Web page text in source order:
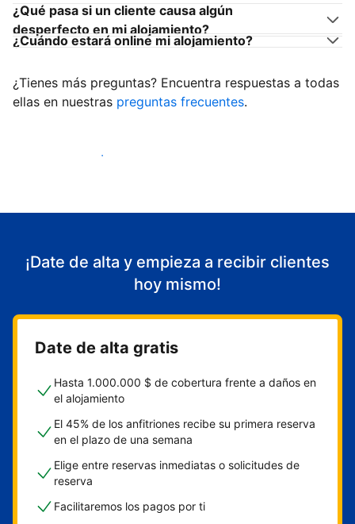
¿Qué pasa si un cliente causa algún
desperfecto en mi alojamiento?
¿Cuándo estará online mi alojamiento?
¿Tienes más preguntas? Encuentra respuestas a todas
ellas en nuestras preguntas frecuentes.
Empieza a recibir clientes
¡Date de alta y empieza a recibir clientes
hoy mismo!
Date de alta gratis
Hasta 1.000.000 $ de cobertura frente a daños en
el alojamiento
El 45% de los anfitriones recibe su primera reserva
en el plazo de una semana
Elige entre reservas inmediatas o solicitudes de
reserva
Facilitaremos los pagos por ti